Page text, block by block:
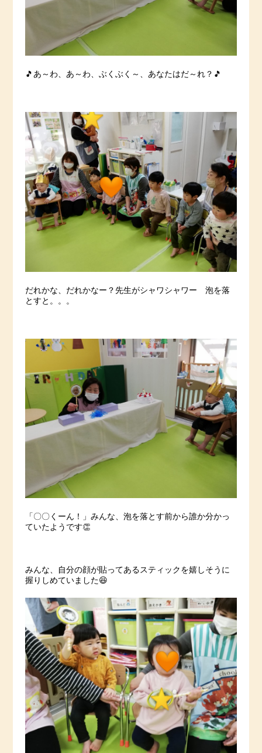
🎵あ～わ、あ～わ、ぶくぶく～、あなたはだ～れ？🎵
だれかな、だれかなー？先生がシャワシャワー 泡を落
とすと。。。
「〇〇くーん！」みんな、泡を落とす前から誰か分かっ
ていたようです👏
みんな、自分の顔が貼ってあるスティックを嬉しそうに
握りしめていました😆